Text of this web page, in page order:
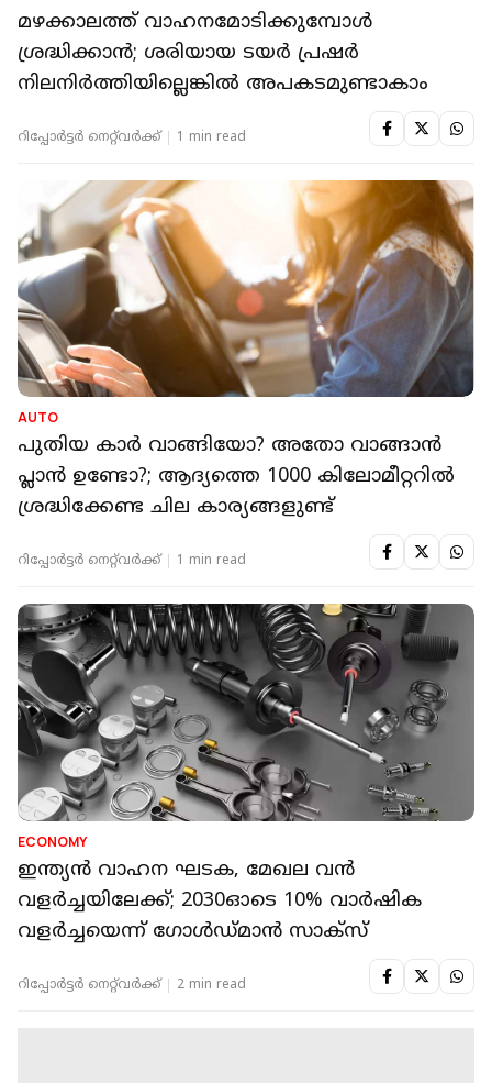
മഴക്കാലത്ത് വാഹനമോടിക്കുമ്പോള്‍
ശ്രദ്ധിക്കാന്‍; ശരിയായ ടയര്‍ പ്രഷര്‍
നിലനിര്‍ത്തിയില്ലെങ്കില്‍ അപകടമുണ്ടാകാം
റിപ്പോർട്ടർ നെറ്റ്‌വര്‍ക്ക്‌ 1 min read
AUTO
പുതിയ കാർ വാങ്ങിയോ? അതോ വാങ്ങാൻ
പ്ലാൻ ഉണ്ടോ?; ആദ്യത്തെ 1000 കിലോമീറ്ററിൽ
ശ്രദ്ധിക്കേണ്ട ചില കാര്യങ്ങളുണ്ട്
റിപ്പോർട്ടർ നെറ്റ്‌വര്‍ക്ക്‌ 1 min read
ECONOMY
ഇന്ത്യന്‍ വാഹന ഘടക, മേഖല വന്‍
വളര്‍ച്ചയിലേക്ക്; 2030ഓടെ 10% വാര്‍ഷിക
വളര്‍ച്ചയെന്ന് ഗോള്‍ഡ്മാന്‍ സാക്‌സ്
റിപ്പോർട്ടർ നെറ്റ്‌വര്‍ക്ക്‌ 2 min read